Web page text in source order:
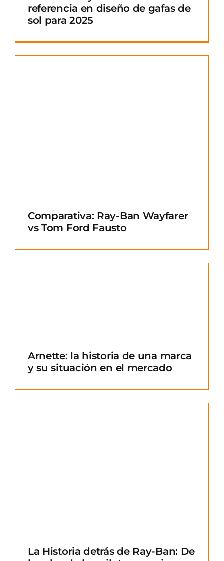
referencia en diseño de gafas de
sol para 2025
Comparativa: Ray-Ban Wayfarer
vs Tom Ford Fausto
Arnette: la historia de una marca
y su situación en el mercado
La Historia detrás de Ray-Ban: De